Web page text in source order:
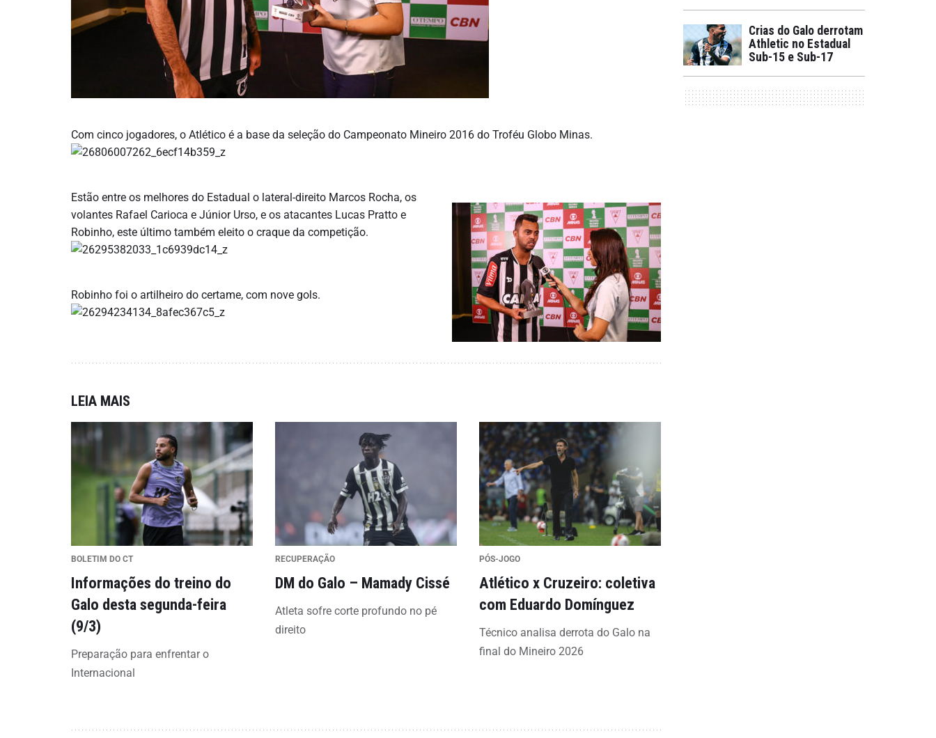
Com cinco jogadores, o Atlético é a base da seleção do Campeonato Mineiro 2016 do Troféu Globo Minas.
Estão entre os melhores do Estadual o lateral-direito Marcos Rocha, os
volantes Rafael Carioca e Júnior Urso, e os atacantes Lucas Pratto e
Robinho, este último também eleito o craque da competição.
Robinho foi o artilheiro do certame, com nove gols.
LEIA MAIS
BOLETIM DO CT
Informações do treino do
Galo desta segunda-feira
(9/3)
Preparação para enfrentar o
Internacional
RECUPERAÇÃO
DM do Galo – Mamady Cissé
Atleta sofre corte profundo no pé
direito
PÓS-JOGO
Atlético x Cruzeiro: coletiva
com Eduardo Domínguez
Técnico analisa derrota do Galo na
final do Mineiro 2026
Crias do Galo derrotam
Athletic no Estadual
Sub-15 e Sub-17